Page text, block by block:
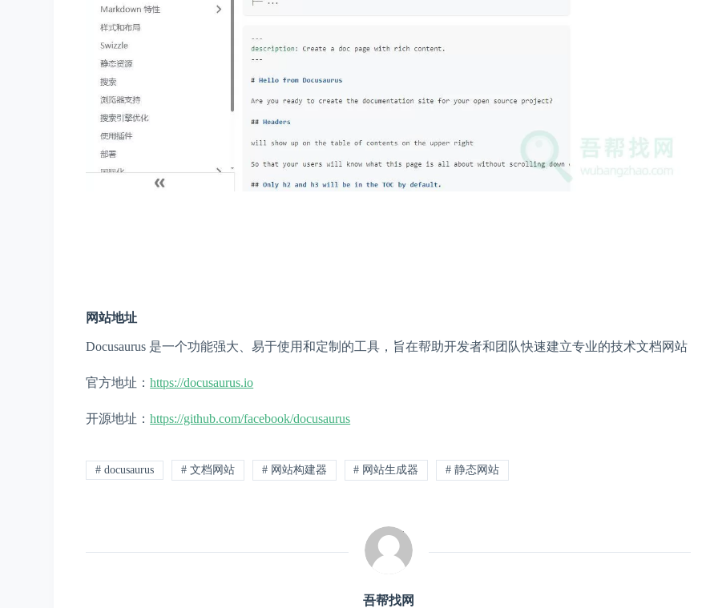
网站地址
Docusaurus 是一个功能强大、易于使用和定制的工具，旨在帮助开发者和团队快速建立专业的技术文档网站
官方地址：https://docusaurus.io
开源地址：https://github.com/facebook/docusaurus
# docusaurus # 文档网站 # 网站构建器 # 网站生成器 # 静态网站
吾帮找网